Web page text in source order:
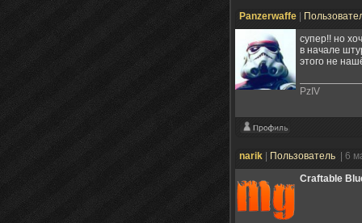
Panzerwaffe
супер!! но
в начале
этого не
PzIV
narik Пользователь
| 6
Craftable